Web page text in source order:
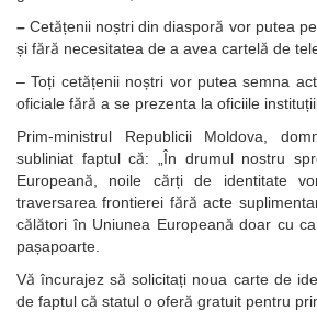
–Cetățenii noștri din diasporă vor putea
și fără necesitatea de a avea cartelă de
– Toți cetățenii noștri vor putea semna
oficiale fără a se prezenta la oficiile
Prim-ministrul Republicii Moldova,
subliniat faptul că: „În drumul nostru
Europeană, noile cărți de identitate
traversarea frontierei fără acte
călători în Uniunea Europeană doar cu
pașapoarte.
Vă încurajez să solicitați noua carte de
de faptul că statul o oferă gratuit pentru